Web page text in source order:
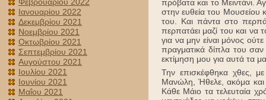
Ιανουαρίου 2022
Δεκεμβρίου 2021
Νοεμβρίου 2021
Οκτωβρίου 2021
Σεπτεμβρίου 2021
Αυγούστου 2021
Ιουλίου 2021
Ιουνίου 2021
Μαΐου 2021
πρόβατα και το Μειντάνι.
στην ευθεία του Μουσείου
του. Και πάντα στο
περπατάει μαζί του και να
για να μην είναι μόνος
πραγματικά δίπλα του
εκτίμηση μου για αυτά τα
Την επισκέφθηκα χθες,
Μανώλη, Ήθελε, ακόμα και
Κάθε Μάιο τα τελευταία